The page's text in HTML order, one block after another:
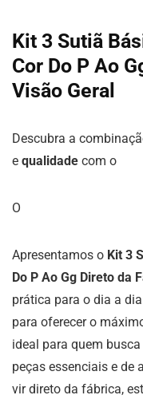
Kit 3 Sutiã
Cor Do P Ao
Visão Geral
Descubra a
e qualidade com o
O
Apresentamos o Kit 3
Do P Ao Gg Direto da
prática para o dia a
para oferecer o
ideal para quem
peças essenciais e de
vir direto da fábrica,